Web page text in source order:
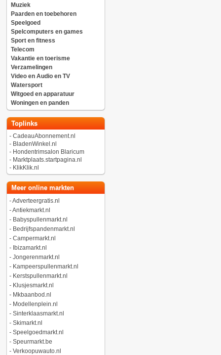
Muziek
Paarden en toebehoren
Speelgoed
Spelcomputers en games
Sport en fitness
Telecom
Vakantie en toerisme
Verzamelingen
Video en Audio en TV
Watersport
Witgoed en apparatuur
Woningen en panden
Toplinks
- CadeauAbonnement.nl
- BladenWinkel.nl
- Hondentrimsalon Blaricum
- Marktplaats.startpagina.nl
- KlikKlik.nl
Meer online markten
-Adverteergratis.nl
-Antiekmarkt.nl
- Babyspullenmarkt.nl
- Bedrijfspandenmarkt.nl
- Campermarkt.nl
- Ibizamarkt.nl
- Jongerenmarkt.nl
- Kampeerspullenmarkt.nl
- Kerstspullenmarkt.nl
- Klusjesmarkt.nl
- Mkbaanbod.nl
- Modellenplein.nl
- Sinterklaasmarkt.nl
- Skimarkt.nl
- Speelgoedmarkt.nl
- Speurmarkt.be
- Verkoopuwauto.nl